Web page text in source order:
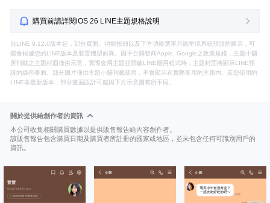
購買前請詳閱iOS 26 LINE主題規格說明
自LINE 9.12.0版本起，部分頁面、功能按鈕以及下方功能選單只能呈現系統預設的圖示，可
能會根據您的LINE版本及裝置機型而異。因平台開發商Apple, Google之政策規格，主題小舖
所刊載之主題封面僅供示意，實際套用主題並開啟LINE應用程式時，主題封面將顯示LINE預
設的綠色畫面。部分圖片僅供主題小舖刊載使用，不會顯示在實際套用的主題內。若您使用的
LINE非最新版本，部分畫面設計可能與下方示意圖有所不同。
關於提供給創作者的資訊
本公司收集相關購買數據以提供販售報告給內容創作者。
該販售報告包含購買日期及購買者所註冊的國家或地區，並未包含任何可識別用戶的
資訊。